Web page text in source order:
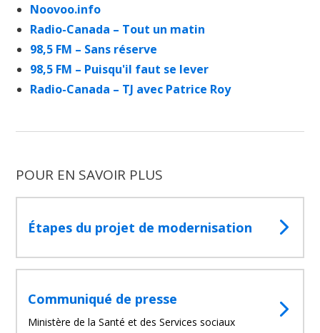
Noovoo.info
Radio-Canada – Tout un matin
98,5 FM – Sans réserve
98,5 FM – Puisqu'il faut se lever
Radio-Canada – TJ avec Patrice Roy
POUR EN SAVOIR PLUS
Étapes du projet de modernisation
Communiqué de presse
Ministère de la Santé et des Services sociaux